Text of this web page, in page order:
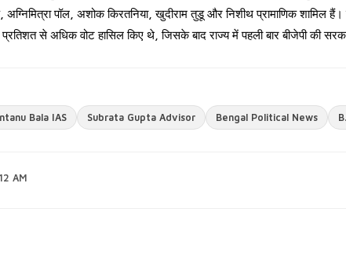
पॉल, अशोक किरतनिया, खुदीराम तुडू और निशीथ प्रामाणिक शामिल हैं।
से अधिक वोट हासिल किए थे, जिसके बाद राज्य में पहली बार बीजेपी की
Bala IAS Subrata Gupta Advisor Bengal Political News
AM